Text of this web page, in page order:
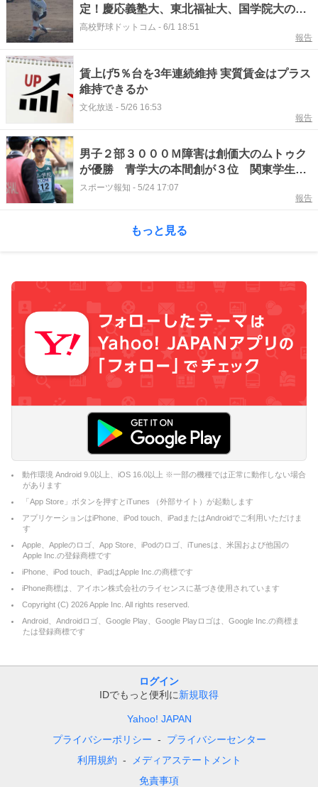
定！慶応義塾大、東北福祉大、国学院大の初
戦の相手は？
高校野球ドットコム - 6/1 18:51
報告
賃上げ5％台を3年連続維持 実質賃金はプラス
維持できるか
文化放送 - 5/26 16:53
報告
男子２部３０００Ｍ障害は創価大のムトゥク
が優勝 青学大の本間創が３位 関東学生陸
上
スポーツ報知 - 5/24 17:07
報告
もっと見る
動作環境 Android 9.0以上、iOS 16.0以上 ※一部の機種では正常に動作しない場合
があります
「App Store」ボタンを押すとiTunes （外部サイト）が起動します
アプリケーションはiPhone、iPod touch、iPadまたはAndroidでご利用いただけま
す
Apple、Appleのロゴ、App Store、iPodのロゴ、iTunesは、米国および他国の
Apple Inc.の登録商標です
iPhone、iPod touch、iPadはApple Inc.の商標です
iPhone商標は、アイホン株式会社のライセンスに基づき使用されています
Copyright (C) 2026Apple Inc. All rights reserved.
Android、Androidロゴ、Google Play、Google Playロゴは、Google Inc.の商標ま
たは登録商標です
ログイン
IDでもっと便利に新規取得
Yahoo! JAPAN
プライバシーポリシー
プライバシーセンター
利用規約
メディアステートメント
免責事項